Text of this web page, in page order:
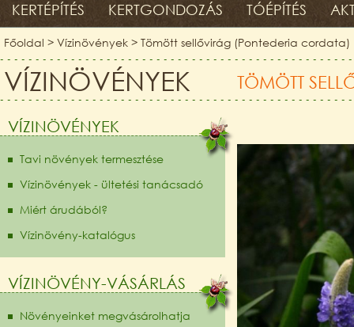
KERTÉPÍTÉS KERTGONDOZÁS TÓÉPÍTÉS
Főoldal > Vízinövények > Tömött sellővirág (Pontederia cordata)
VÍZINÖVÉNYEK TÖMÖTT
VÍZINÖVÉNYEK
Tavi növények termesztése
Vízinövények - ültetési tanácsadó
Miért árudából?
Vízinövény-katalógus
VÍZINÖVÉNY-VÁSÁRLÁS
Növényeinket megvásárolhatja